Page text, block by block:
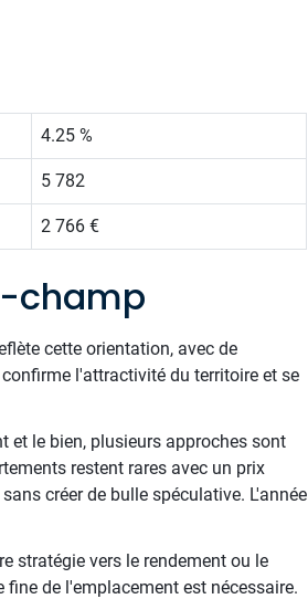
4.25 %
5 782
2 766 €
champ
cette orientation, avec de
l'attractivité du territoire et se
et le bien, plusieurs approches sont
restent rares avec un prix
créer de bulle spéculative. L'année
stratégie vers le rendement ou le
de l'emplacement est nécessaire.